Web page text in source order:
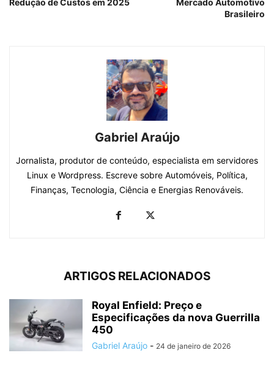
Redução de Custos em 2025
Mercado Automotivo
Brasileiro
Gabriel Araújo
Jornalista, produtor de conteúdo, especialista em servidores
Linux e Wordpress. Escreve sobre Automóveis, Política,
Finanças, Tecnologia, Ciência e Energias Renováveis.
ARTIGOS RELACIONADOS
Royal Enfield: Preço e
Especificações da nova Guerrilla
450
Gabriel Araújo - 24 de janeiro de 2026